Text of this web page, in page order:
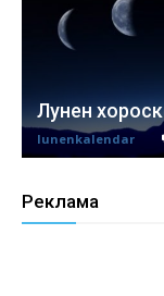
Лунен
lunenkalendar
Реклама